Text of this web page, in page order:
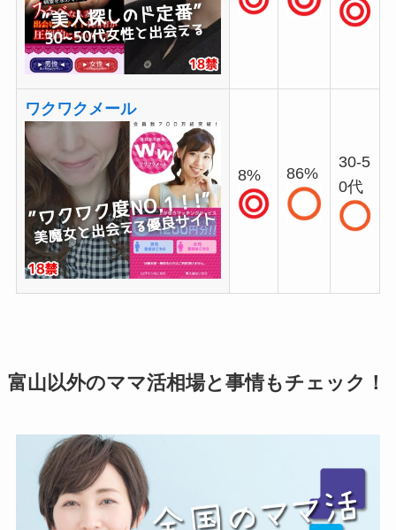
ワクワクメール
8% 86%
30-5
0代
富山以外のママ活相場と事情もチェック！